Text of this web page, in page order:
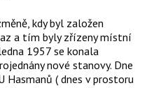
kdy byl založen
a tím byly zřízeny místní
1957 se konala
nové stanovy. Dne
Hasmanů ( dnes v prostoru